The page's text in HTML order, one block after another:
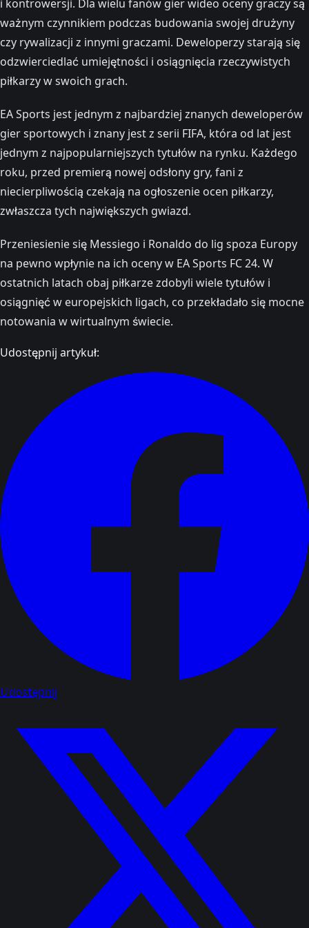
i kontrowersji. Dla wielu fanów gier wideo oceny graczy są
ważnym czynnikiem podczas budowania swojej drużyny
czy rywalizacji z innymi graczami. Deweloperzy starają się
odzwierciedlać umiejętności i osiągnięcia rzeczywistych
piłkarzy w swoich grach.
EA Sports jest jednym z najbardziej znanych deweloperów
gier sportowych i znany jest z serii FIFA, która od lat jest
jednym z najpopularniejszych tytułów na rynku. Każdego
roku, przed premierą nowej odsłony gry, fani z
niecierpliwością czekają na ogłoszenie ocen piłkarzy,
zwłaszcza tych największych gwiazd.
Przeniesienie się Messiego i Ronaldo do lig spoza Europy
na pewno wpłynie na ich oceny w EA Sports FC 24. W
ostatnich latach obaj piłkarze zdobyli wiele tytułów i
osiągnięć w europejskich ligach, co przekładało się mocne
notowania w wirtualnym świecie.
Udostępnij artykuł:
Udostępnij